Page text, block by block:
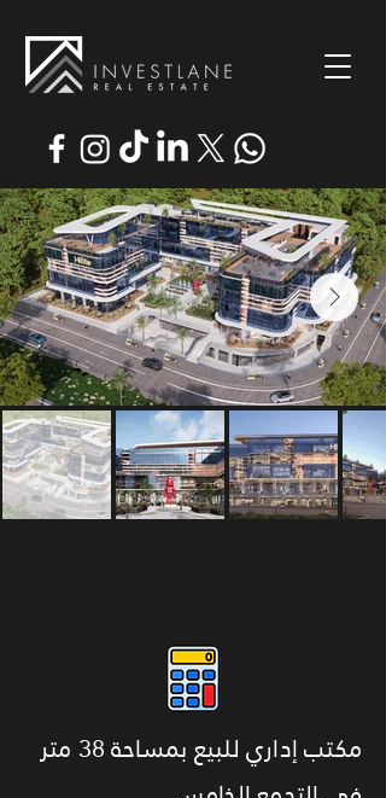
مكتب إداري للبيع بمساحة 38 متر